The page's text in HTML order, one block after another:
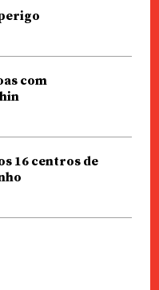
com
16 centros de